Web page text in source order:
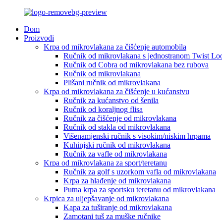
Dom
Proizvodi
Krpa od mikrovlakana za čišćenje automobila
Ručnik od mikrovlakana s jednostranom Twist
Ručnik od Cobra od mikrovlakana bez rubova
Ručnik od mikrovlakana
Plišani ručnik od mikrovlakana
Krpa od mikrovlakana za čišćenje u kućanstvu
Ručnik za kućanstvo od šenila
Ručnik od koraljnog flisa
Ručnik za čišćenje od mikrovlakana
Ručnik od stakla od mikrovlakana
Višenamjenski ručnik s visokim/niskim hrpama
Kuhinjski ručnik od mikrovlakana
Ručnik za vafle od mikrovlakana
Krpa od mikrovlakana za sport/teretanu
Ručnik za golf s uzorkom vafla od mikrovlakana
Krpa za hlađenje od mikrovlakana
Putna krpa za sportsku teretanu od mikrovlakana
Krpica za uljepšavanje od mikrovlakana
Kapa za tuširanje od mikrovlakana
Zamotani tuš za muške ručnike